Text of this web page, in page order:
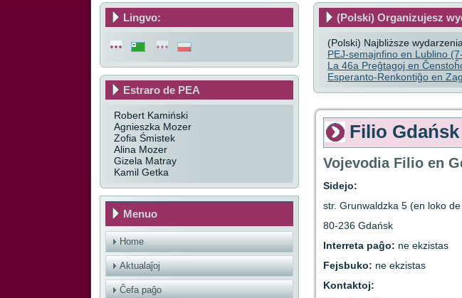
Lingvo:
Estraro de PEA
Robert Kamiński
Agnieszka Mozer
Zofia Śmistek
Alina Mozer
Gizela Matray
Kamil Getka
Menuo
Home
Aktualaĵoj
Ĉefa paĝo
(Polski) Organizujesz
(Polski) Najbliższe
PEJ-semajnfino en Lublino
La 46a Preĝtagoj en
Esperanto-Renkontiĝo en
Filio Gdańsk
Vojevodia Filio en
Sidejo:
str. Grunwaldzka 5 (en loko
80-236 Gdańsk
Interreta paĝo: ne ekzistas
Fejsbuko: ne ekzistas
Kontaktoj: